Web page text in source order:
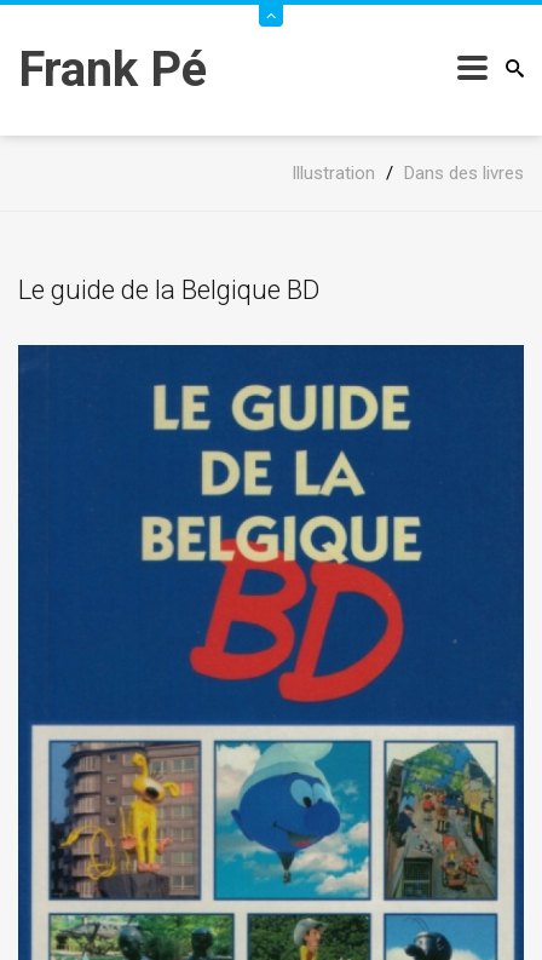
Frank Pé
Illustration / Dans des livres
Le guide de la Belgique BD